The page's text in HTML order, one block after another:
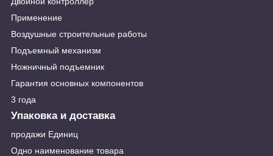
Применение
Воздушные строительные работы
Подъемный механизм
Ножничный подъемник
Гарантия основных компонентов
3 года
Упаковка и доставка
продажи Единиц
Одно наименование товара